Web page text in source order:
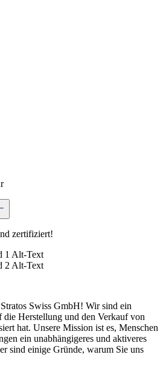
zertifiziert!
Swiss GmbH! Wir sind ein
die Herstellung und den Verkauf von
hat. Unsere Mission ist es, Menschen
ein unabhängigeres und aktiveres
sind einige Gründe, warum Sie uns